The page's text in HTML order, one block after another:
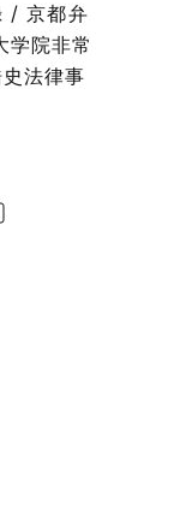
/ 京都弁
学院非常
法律事